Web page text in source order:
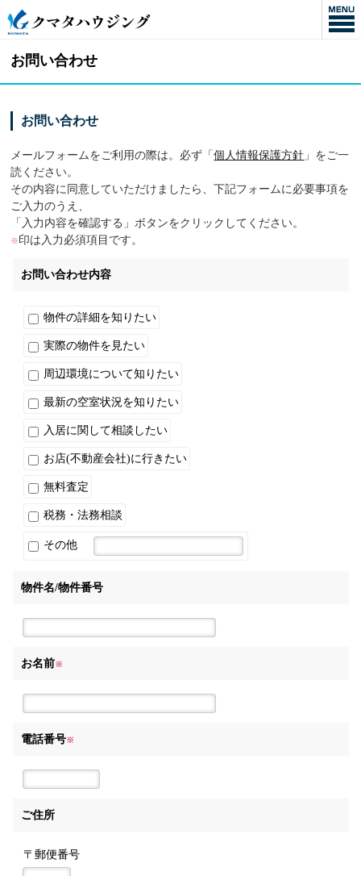
お問い合わせ
お問い合わせ
メールフォームをご利用の際は。必ず「個人情報保護方針 」をご一
読ください。
その内容に同意していただけましたら、下記フォームに必要事項を
ご入力のうえ、
「入力内容を確認する」ボタンをクリックしてください。
※印は入力必須項目です。
お問い合わせ内容
物件の詳細を知りたい
実際の物件を見たい
周辺環境について知りたい
最新の空室状況を知りたい
入居に関して相談したい
お店(不動産会社)に行きたい
無料査定
税務・法務相談
その他
物件名/物件番号
お名前※
電話番号※
ご住所
〒郵便番号